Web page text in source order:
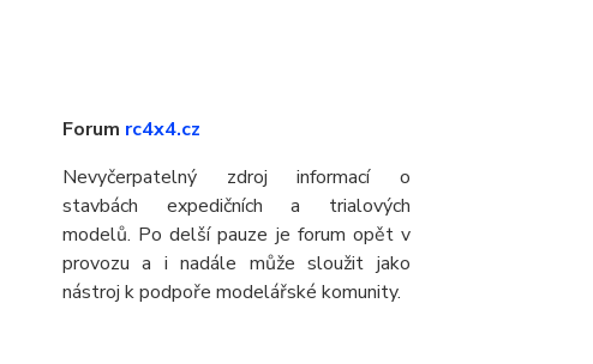
Forum rc4x4.cz
Nevyčerpatelný zdroj informací o
stavbách expedičních a trialových
modelů. Po delší pauze je forum opět v
provozu a i nadále může sloužit jako
nástroj k podpoře modelářské komunity.